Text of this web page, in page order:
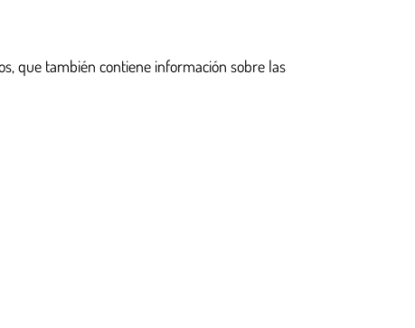
que también contiene información sobre las